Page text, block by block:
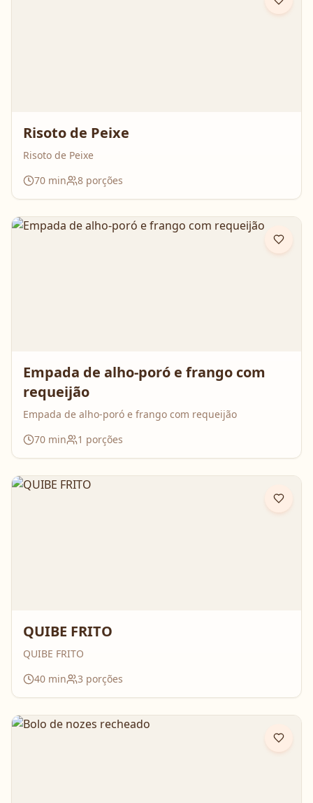
Risoto de Peixe
Risoto de Peixe
70 min 8 porções
Empada de alho-poró e frango com
requeijão
Empada de alho-poró e frango com requeijão
70 min 1 porções
QUIBE FRITO
QUIBE FRITO
40 min 3 porções